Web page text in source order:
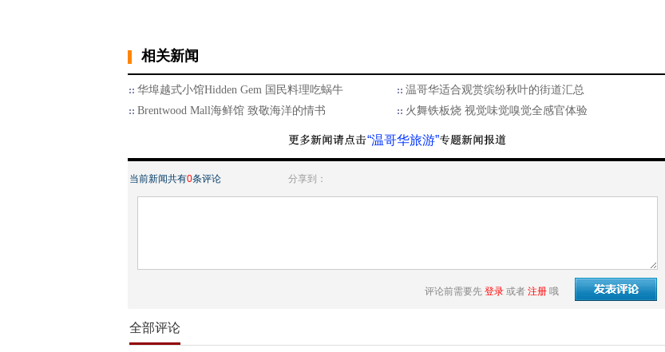
相关新闻
华埠越式小馆Hidden Gem 国民料理吃蜗牛
温哥华适合观赏缤纷秋叶的街道汇总
Brentwood Mall海鲜馆 致敬海洋的情书
火舞铁板烧 视觉味觉嗅觉全感官体验
“温哥华旅游”
当前新闻共有0条评论 分享到：
评论前需要先 登录 或者 注册 哦
全部评论